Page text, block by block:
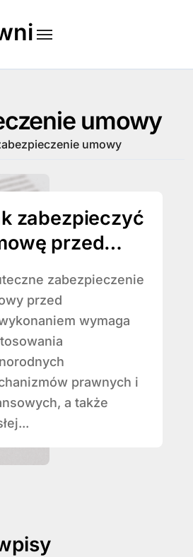
umowy
umowy
zabezpieczyć
przed
przed
wymaga
prawnych i
a także